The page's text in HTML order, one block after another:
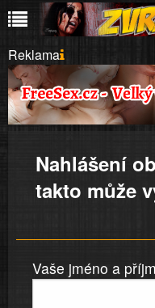
Reklama
Nahlášení
takto může
Vaše jméno a